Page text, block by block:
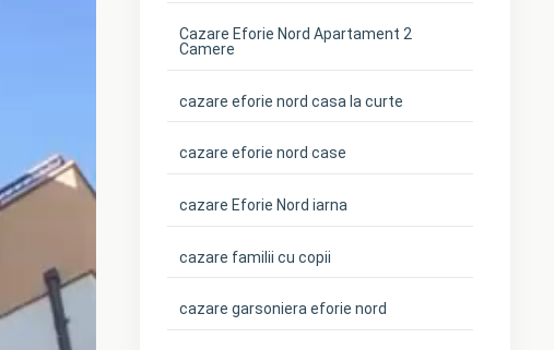
Cazare Eforie Nord Apartament 2
Camere
cazare eforie nord casa la curte
cazare eforie nord case
cazare Eforie Nord iarna
cazare familii cu copii
cazare garsoniera eforie nord